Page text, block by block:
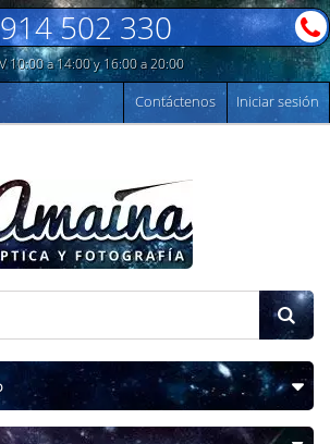
914 502 330
10:00 a 14:00 y 16:00 a 20:00
Iniciar sesión
Contáctenos